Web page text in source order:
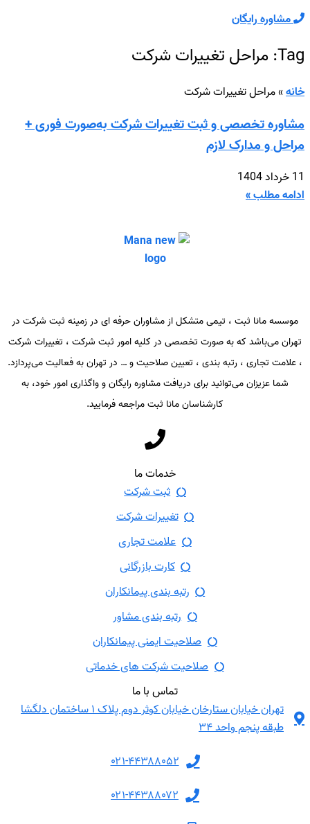
مشاوره رایگان
Tag: مراحل تغییرات شرکت
خانه»مراحل تغییرات شرکت
مشاوره تخصصی و ثبت تغییرات شرکت به‌صورت فوری +
مراحل و مدارک لازم
11 خرداد 1404
ادامه مطلب »
موسسه مانا ثبت ، تیمی متشکل از مشاوران حرفه ای در زمینه ثبت شرکت در
تهران می‌باشد که به صورت تخصصی در کلیه امور ثبت شرکت ، تغییرات شرکت
، علامت تجاری ، رتبه بندی ، تعیین صلاحیت و … در تهران به فعالیت می‌پردازد.
شما عزیزان می‌توانید برای دریافت مشاوره رایگان و واگذاری امور خود، به
کارشناسان مانا ثبت مراجعه فرمایید.
خدمات ما
ثبت شرکت
تغییرات شرکت
علامت تجاری
کارت بازرگانی
رتبه بندی پیمانکاران
رتبه بندی مشاور
صلاحیت ایمنی پیمانکاران
صلاحیت شرکت های خدماتی
تماس با ما
تهران خیابان ستارخان خیابان کوثر دوم پلاک ۱ ساختمان دلگشا
طبقه پنجم واحد ۳۴
۰۲۱-۴۴۳۸۸۰۵۲
۰۲۱-۴۴۳۸۸۰۷۲